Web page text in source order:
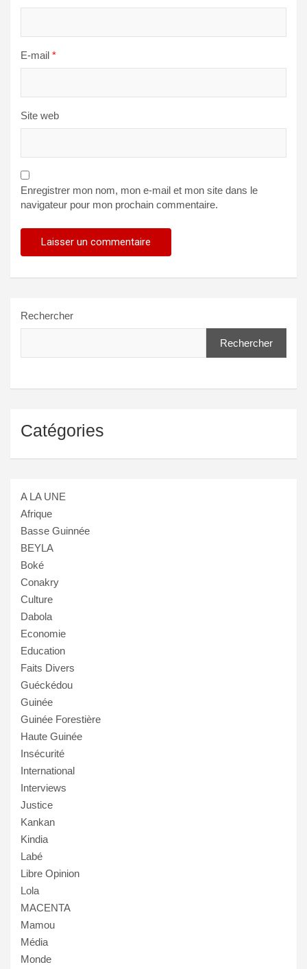
E-mail *
Site web
Enregistrer mon nom, mon e-mail et mon site dans le
navigateur pour mon prochain commentaire.
Rechercher
Rechercher
Catégories
A LA UNE
Afrique
Basse Guinnée
BEYLA
Boké
Conakry
Culture
Dabola
Economie
Education
Faits Divers
Guéckédou
Guinée
Guinée Forestière
Haute Guinée
Insécurité
International
Interviews
Justice
Kankan
Kindia
Labé
Libre Opinion
Lola
MACENTA
Mamou
Média
Monde